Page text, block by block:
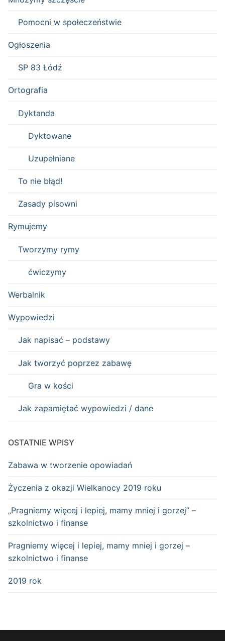
Pomocni w społeczeństwie
Ogłoszenia
SP 83 Łódź
Ortografia
Dyktanda
Dyktowane
Uzupełniane
To nie błąd!
Zasady pisowni
Rymujemy
Tworzymy rymy
ćwiczymy
Werbalnik
Wypowiedzi
Jak napisać – podstawy
Jak tworzyć poprzez zabawę
Gra w kości
Jak zapamiętać wypowiedzi / dane
OSTATNIE WPISY
Zabawa w tworzenie opowiadań
Życzenia z okazji Wielkanocy 2019 roku
„Pragniemy więcej i lepiej, mamy mniej i gorzej” –
szkolnictwo i finanse
Pragniemy więcej i lepiej, mamy mniej i gorzej –
szkolnictwo i finanse
2019 rok